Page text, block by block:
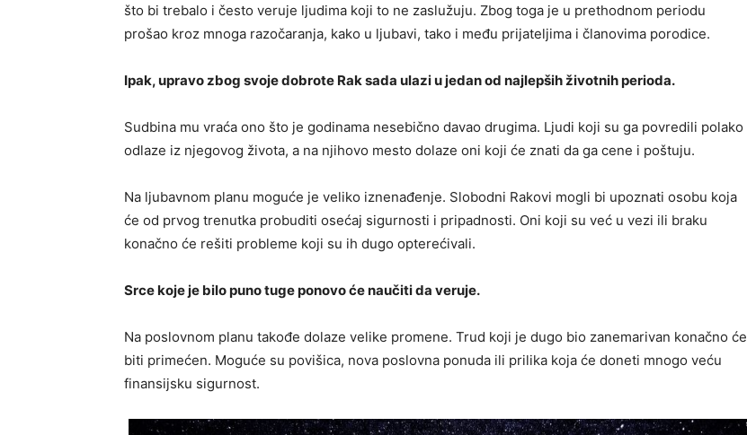
što bi trebalo i često veruje ljudima koji to ne zaslužuju. Zbog toga je u prethodnom periodu
prošao kroz mnoga razočaranja, kako u ljubavi, tako i među prijateljima i članovima porodice.
Ipak, upravo zbog svoje dobrote Rak sada ulazi u jedan od najlepših životnih perioda.
Sudbina mu vraća ono što je godinama nesebično davao drugima. Ljudi koji su ga povredili polako
odlaze iz njegovog života, a na njihovo mesto dolaze oni koji će znati da ga cene i poštuju.
Na ljubavnom planu moguće je veliko iznenađenje. Slobodni Rakovi mogli bi upoznati osobu koja
će od prvog trenutka probuditi osećaj sigurnosti i pripadnosti. Oni koji su već u vezi ili braku
konačno će rešiti probleme koji su ih dugo opterećivali.
Srce koje je bilo puno tuge ponovo će naučiti da veruje.
Na poslovnom planu takođe dolaze velike promene. Trud koji je dugo bio zanemarivan konačno će
biti primećen. Moguće su povišica, nova poslovna ponuda ili prilika koja će doneti mnogo veću
finansijsku sigurnost.